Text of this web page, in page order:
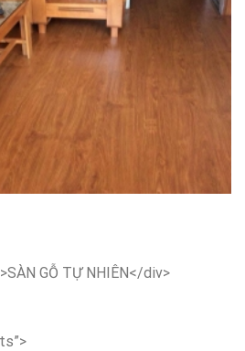
GỖ TỰ NHIÊN</div>